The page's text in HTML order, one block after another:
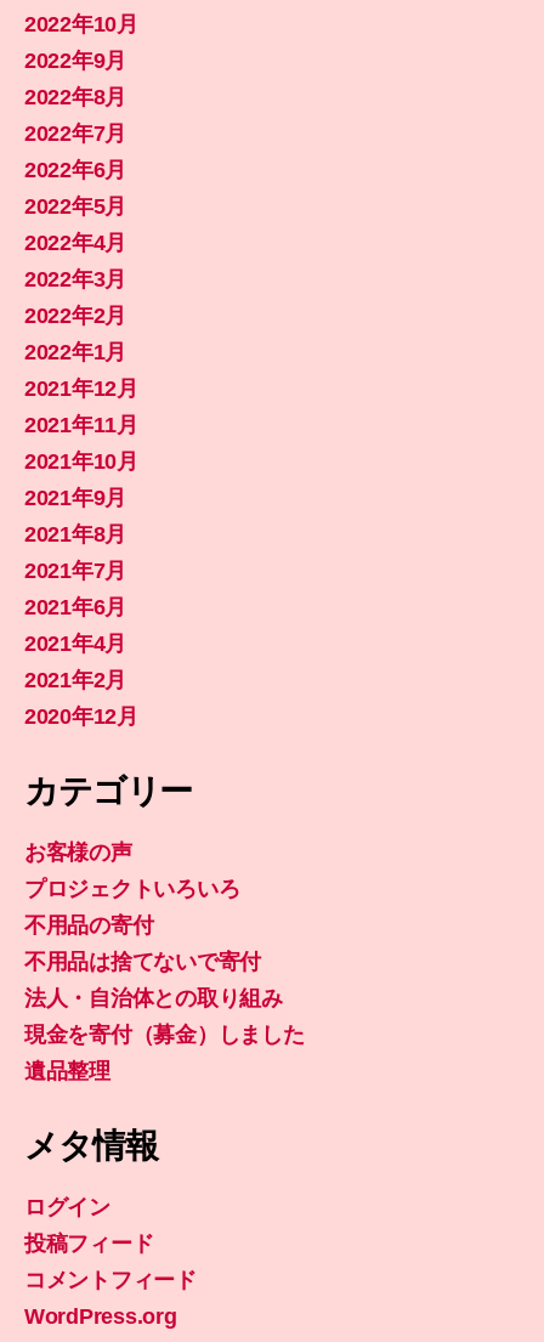
2022年10月
2022年9月
2022年8月
2022年7月
2022年6月
2022年5月
2022年4月
2022年3月
2022年2月
2022年1月
2021年12月
2021年11月
2021年10月
2021年9月
2021年8月
2021年7月
2021年6月
2021年4月
2021年2月
2020年12月
カテゴリー
お客様の声
プロジェクトいろいろ
不用品の寄付
不用品は捨てないで寄付
法人・自治体との取り組み
現金を寄付（募金）しました
遺品整理
メタ情報
ログイン
投稿フィード
コメントフィード
WordPress.org